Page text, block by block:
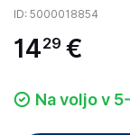
ID: 5000018854
1429 €
Na voljo v